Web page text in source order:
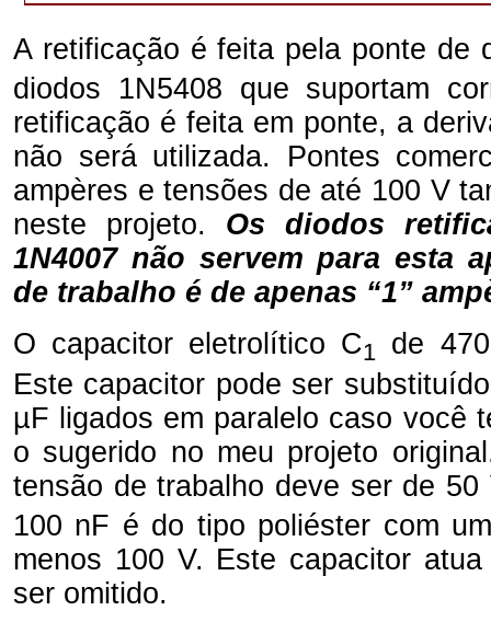
A retificação é feita pela ponte de
diodos 1N5408 que suportam
retificação é feita em ponte, a
não será utilizada. Pontes
ampères e tensões de até 100 V
neste projeto. Os diodos
1N4007 não servem para esta
de trabalho é de apenas “1”
O capacitor eletrolítico C1 de
Este capacitor pode ser
µF ligados em paralelo caso você
o sugerido no meu projeto
tensão de trabalho deve ser de
100 nF é do tipo poliéster com
menos 100 V. Este capacitor
ser omitido.